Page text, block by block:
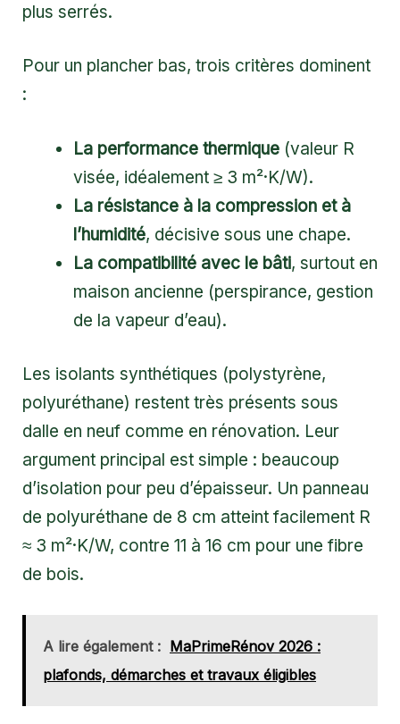
plus serrés.
Pour un plancher bas, trois critères dominent
:
La performance thermique (valeur R
visée, idéalement ≥ 3 m²·K/W).
La résistance à la compression et à
l’humidité, décisive sous une chape.
La compatibilité avec le bâti, surtout en
maison ancienne (perspirance, gestion
de la vapeur d’eau).
Les isolants synthétiques (polystyrène,
polyuréthane) restent très présents sous
dalle en neuf comme en rénovation. Leur
argument principal est simple : beaucoup
d’isolation pour peu d’épaisseur. Un panneau
de polyuréthane de 8 cm atteint facilement R
≈ 3 m²·K/W, contre 11 à 16 cm pour une fibre
de bois.
A lire également : MaPrimeRénov 2026 :
plafonds, démarches et travaux éligibles